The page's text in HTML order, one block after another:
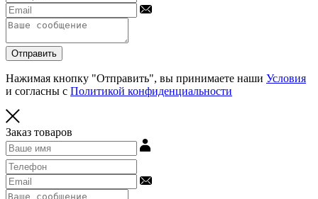
Отправить
Нажимая кнопку "Отправить", вы принимаете наши Условия
и согласны с Политикой конфиденциальности
Заказ товаров